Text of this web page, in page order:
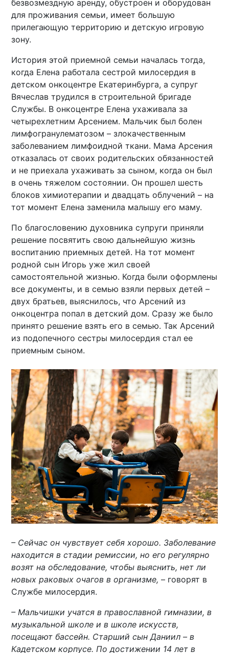
безвозмездную аренду, обустроен и оборудован
для проживания семьи, имеет большую
прилегающую территорию и детскую игровую
зону.
История этой приемной семьи началась тогда,
когда Елена работала сестрой милосердия в
детском онкоцентре Екатеринбурга, а супруг
Вячеслав трудился в строительной бригаде
Службы. В онкоцентре Елена ухаживала за
четырехлетним Арсением. Мальчик был болен
лимфогранулематозом – злокачественным
заболеванием лимфоидной ткани. Мама Арсения
отказалась от своих родительских обязанностей
и не приехала ухаживать за сыном, когда он был
в очень тяжелом состоянии. Он прошел шесть
блоков химиотерапии и двадцать облучений – на
тот момент Елена заменила малышу его маму.
По благословению духовника супруги приняли
решение посвятить свою дальнейшую жизнь
воспитанию приемных детей. На тот момент
родной сын Игорь уже жил своей
самостоятельной жизнью. Когда были оформлены
все документы, и в семью взяли первых детей –
двух братьев, выяснилось, что Арсений из
онкоцентра попал в детский дом. Сразу же было
принято решение взять его в семью. Так Арсений
из подопечного сестры милосердия стал ее
приемным сыном.
– Сейчас он чувствует себя хорошо. Заболевание
находится в стадии ремиссии, но его регулярно
возят на обследование, чтобы выяснить, нет ли
новых раковых очагов в организме, – говорят в
Службе милосердия.
– Мальчишки учатся в православной гимназии, в
музыкальной школе и в школе искусств,
посещают бассейн. Старший сын Даниил – в
Кадетском корпусе. По достижении 14 лет в